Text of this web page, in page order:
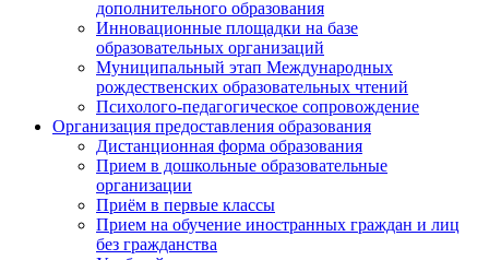
дополнительного образования
Инновационные площадки на базе
образовательных организаций
Муниципальный этап Международных
рождественских образовательных чтений
Психолого-педагогическое сопровождение
Организация предоставления образования
Дистанционная форма образования
Прием в дошкольные образовательные
организации
Приём в первые классы
Прием на обучение иностранных граждан и лиц
без гражданства